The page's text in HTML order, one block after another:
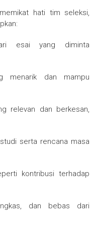
hati tim seleksi,
esai yang diminta
menarik dan mampu
relevan dan berkesan,
serta rencana masa
kontribusi terhadap
dan bebas dari